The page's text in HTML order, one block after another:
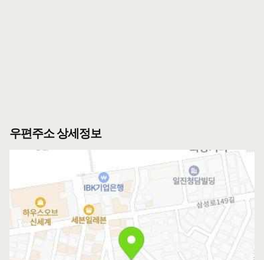
우편주소 상세정보